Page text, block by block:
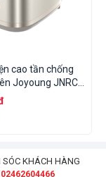
cao tần chống
Joyoung JNRC-
SÓC KHÁCH HÀNG
02462604466